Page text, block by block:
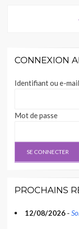
CONNEXION
Identifiant ou e-mail
Mot de passe
PROCHAINS
12/08/2026 -